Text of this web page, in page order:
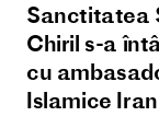
Sanctitatea
Chiril s-a
cu
Islamice